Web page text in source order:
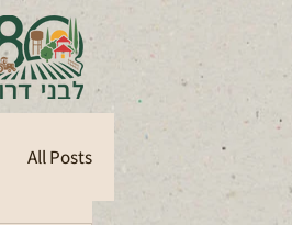
All Posts